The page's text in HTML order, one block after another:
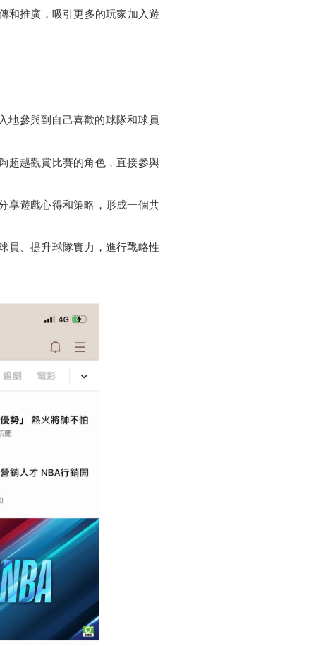
和推廣，吸引更多的玩家加入遊
地參與到自己喜歡的球隊和球員
超越觀賞比賽的角色，直接參與
享遊戲心得和策略，形成一個共
員、提升球隊實力，進行戰略性